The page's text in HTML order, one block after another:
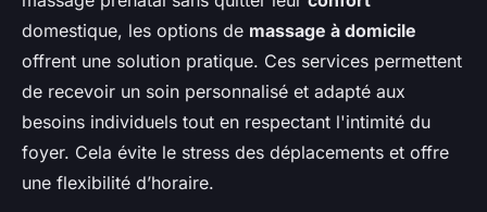
domestique, les options de massage à domicile
offrent une solution pratique. Ces services permettent
de recevoir un soin personnalisé et adapté aux
besoins individuels tout en respectant l'intimité du
foyer. Cela évite le stress des déplacements et offre
une flexibilité d’horaire.